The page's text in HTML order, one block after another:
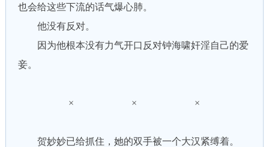
也会给这些下流的话气爆心肺。
他没有反对。
因为他根本没有力气开口反对钟海啸奸淫自己的爱
妾。
× × ×
贺妙妙已给抓住，她的双手被一个大汉紧缚着。